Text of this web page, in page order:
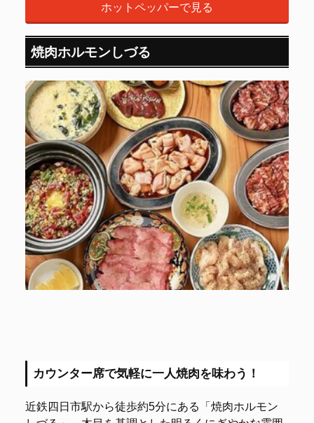
ホットペッパーで見る
焼肉ホルモンしづる
カウンター席で気軽に一人焼肉を味わう！
近鉄四日市駅から徒歩約5分にある「焼肉ホルモン